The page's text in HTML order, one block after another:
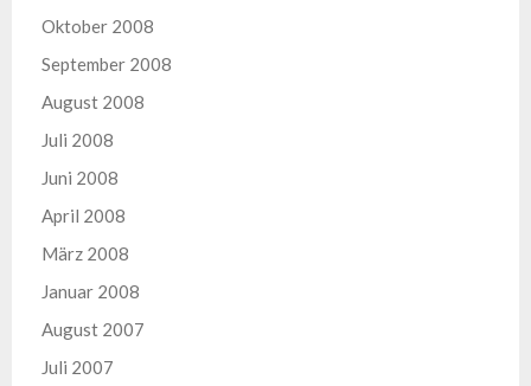
Oktober 2008
September 2008
August 2008
Juli 2008
Juni 2008
April 2008
März 2008
Januar 2008
August 2007
Juli 2007